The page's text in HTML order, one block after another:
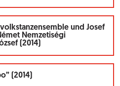
und Josef
Nemzetiségi
(2014)
(2014)